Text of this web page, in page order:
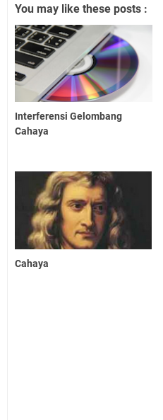
You may like these posts :
Interferensi Gelombang
Cahaya
Cahaya